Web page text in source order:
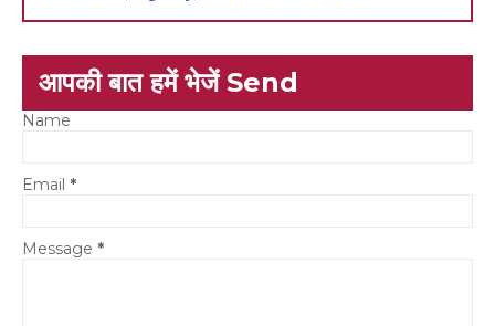
आपकी बात हमें भेजें Send
Name
Email *
Message *